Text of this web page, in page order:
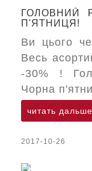
ГОЛОВНИЙ
П'ЯТНИЦЯ!
Ви цього
Весь
-30% !
Чорна
читать дальше
2017-10-26